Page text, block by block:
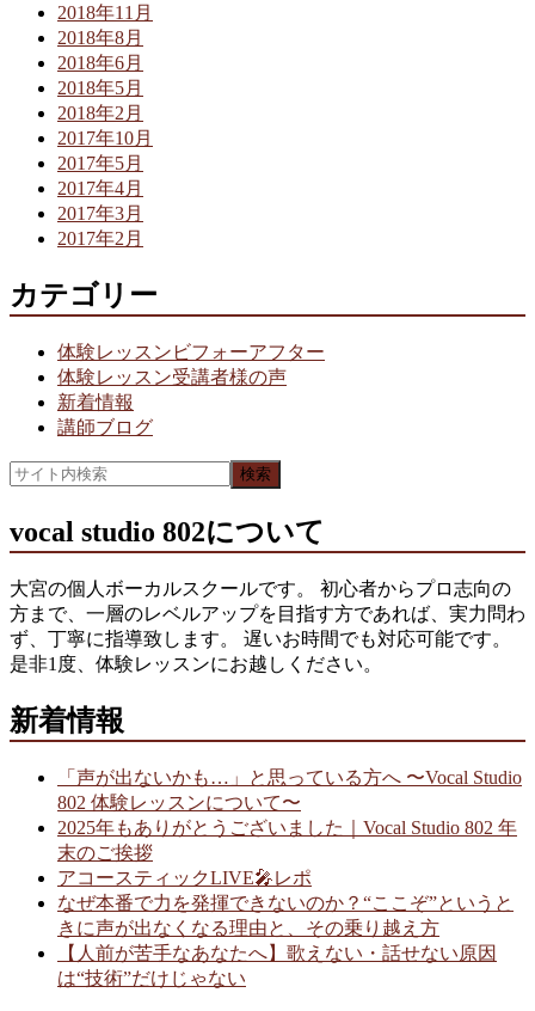
2018年11月
2018年8月
2018年6月
2018年5月
2018年2月
2017年10月
2017年5月
2017年4月
2017年3月
2017年2月
カテゴリー
体験レッスンビフォーアフター
体験レッスン受講者様の声
新着情報
講師ブログ
vocal studio 802について
大宮の個人ボーカルスクールです。 初心者からプロ志向の
方まで、一層のレベルアップを目指す方であれば、実力問わ
ず、丁寧に指導致します。 遅いお時間でも対応可能です。
是非1度、体験レッスンにお越しください。
新着情報
「声が出ないかも…」と思っている方へ 〜Vocal Studio
802 体験レッスンについて〜
2025年もありがとうございました｜Vocal Studio 802 年
末のご挨拶
アコースティックLIVE🎤レポ
なぜ本番で力を発揮できないのか？“ここぞ”というと
きに声が出なくなる理由と、その乗り越え方
【人前が苦手なあなたへ】歌えない・話せない原因
は“技術”だけじゃない